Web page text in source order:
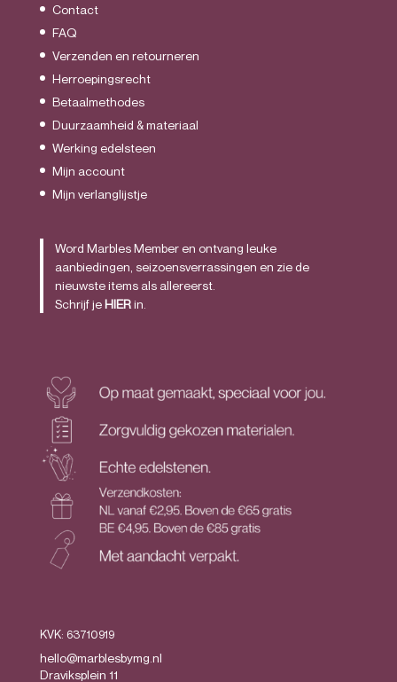
Contact
FAQ
Verzenden en retourneren
Herroepingsrecht
Betaalmethodes
Duurzaamheid & materiaal
Werking edelsteen
Mijn account
Mijn verlanglijstje
Word Marbles Member en ontvang leuke
aanbiedingen, seizoensverrassingen en zie de
nieuwste items als allereerst.
Schrijf jeHIERin.
KVK: 63710919
hello@marblesbymg.nl
Draviksplein 11